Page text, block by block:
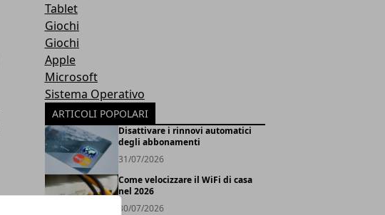
Tablet
Giochi
Giochi
Apple
Microsoft
Sistema Operativo
ARTICOLI POPOLARI
Disattivare i rinnovi automatici
degli abbonamenti
31/07/2026
Come velocizzare il WiFi di casa
nel 2026
30/07/2026